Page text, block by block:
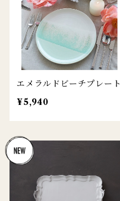
エメラルドビーチプレート
¥5,940